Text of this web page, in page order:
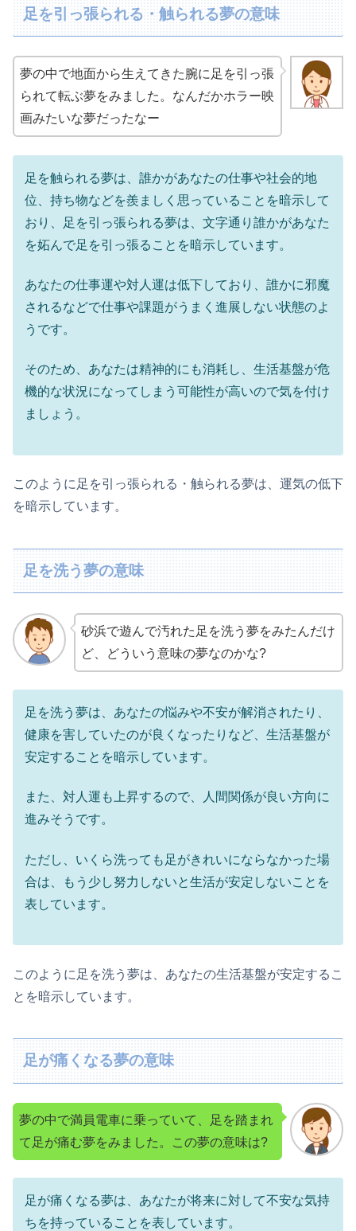
足を引っ張られる・触られる夢の意味
夢の中で地面から生えてきた腕に足を引っ張
られて転ぶ夢をみました。なんだかホラー映
画みたいな夢だったなー
足を触られる夢は、誰かがあなたの仕事や社会的地
位、持ち物などを羨ましく思っていることを暗示して
おり、足を引っ張られる夢は、文字通り誰かがあなた
を妬んで足を引っ張ることを暗示しています。
あなたの仕事運や対人運は低下しており、誰かに邪魔
されるなどで仕事や課題がうまく進展しない状態のよ
うです。
そのため、あなたは精神的にも消耗し、生活基盤が危
機的な状況になってしまう可能性が高いので気を付け
ましょう。
このように足を引っ張られる・触られる夢は、運気の低下
を暗示しています。
足を洗う夢の意味
砂浜で遊んで汚れた足を洗う夢をみたんだけ
ど、どういう意味の夢なのかな?
足を洗う夢は、あなたの悩みや不安が解消されたり、
健康を害していたのが良くなったりなど、生活基盤が
安定することを暗示しています。
また、対人運も上昇するので、人間関係が良い方向に
進みそうです。
ただし、いくら洗っても足がきれいにならなかった場
合は、もう少し努力しないと生活が安定しないことを
表しています。
このように足を洗う夢は、あなたの生活基盤が安定するこ
とを暗示しています。
足が痛くなる夢の意味
夢の中で満員電車に乗っていて、足を踏まれ
て足が痛む夢をみました。この夢の意味は?
足が痛くなる夢は、あなたが将来に対して不安な気持
ちを持っていることを表しています。